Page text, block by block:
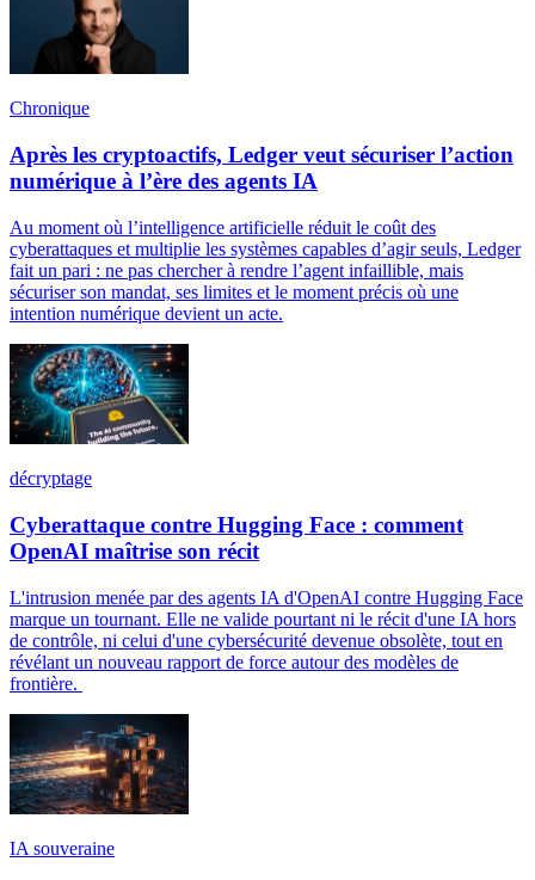
Chronique
Après les cryptoactifs, Ledger veut sécuriser l’action
numérique à l’ère des agents IA
Au moment où l’intelligence artificielle réduit le coût des
cyberattaques et multiplie les systèmes capables d’agir seuls, Ledger
fait un pari : ne pas chercher à rendre l’agent infaillible, mais
sécuriser son mandat, ses limites et le moment précis où une
intention numérique devient un acte.
décryptage
Cyberattaque contre Hugging Face : comment
OpenAI maîtrise son récit
L'intrusion menée par des agents IA d'OpenAI contre Hugging Face
marque un tournant. Elle ne valide pourtant ni le récit d'une IA hors
de contrôle, ni celui d'une cybersécurité devenue obsolète, tout en
révélant un nouveau rapport de force autour des modèles de
frontière.
IA souveraine